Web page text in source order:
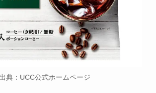
出典：UCC公式ホームページ